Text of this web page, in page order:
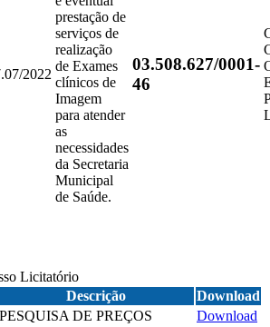
2022
prestação de
serviços de
realização
de Exames
clínicos de
Imagem
para atender
as
necessidades
da Secretaria
Municipal
de Saúde.
03.508.627/0001-
46
Licitatório
Descrição
Download
PESQUISA DE PREÇOS
Download